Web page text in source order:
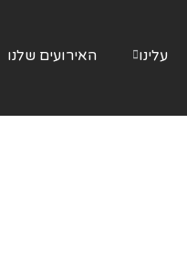
עלינו האירועים שלנו